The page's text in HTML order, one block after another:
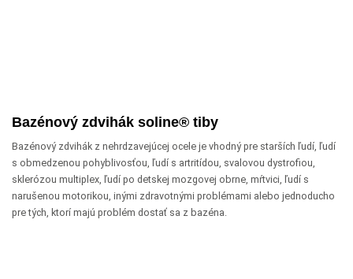
Bazénový zdvihák soline® tiby
Bazénový zdvihák z nehrdzavejúcej ocele je vhodný pre starších ľudí, ľudí
s obmedzenou pohyblivosťou, ľudí s artritídou, svalovou dystrofiou,
sklerózou multiplex, ľudí po detskej mozgovej obrne, mŕtvici, ľudí s
narušenou motorikou, inými zdravotnými problémami alebo jednoducho
pre tých, ktorí majú problém dostať sa z bazéna.